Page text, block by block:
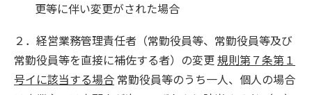
更等に伴い変更がされた場合
２．経営業務管理責任者（常勤役員等、常勤役員等及び
常勤役員等を直接に補佐する者）の変更規則第７条第１
号イに該当する場合 常勤役員等のうち一人、個人の場合